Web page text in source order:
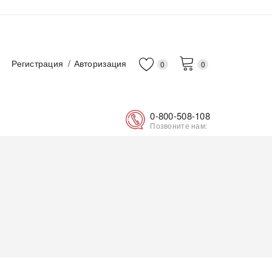
Регистрация Авторизация 0
0
0-800-508-108
Позвоните нам: